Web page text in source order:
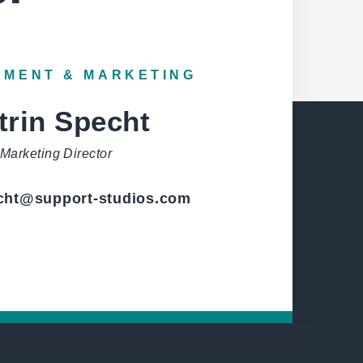
& MARKETING
Specht
Marketing Director
@support-studios.com